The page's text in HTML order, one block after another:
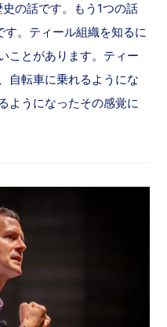
の話です。もう1つの話
。ティール組織を知るに
ことがあります。ティー
自転車に乗れるようにな
ようになったその感覚に